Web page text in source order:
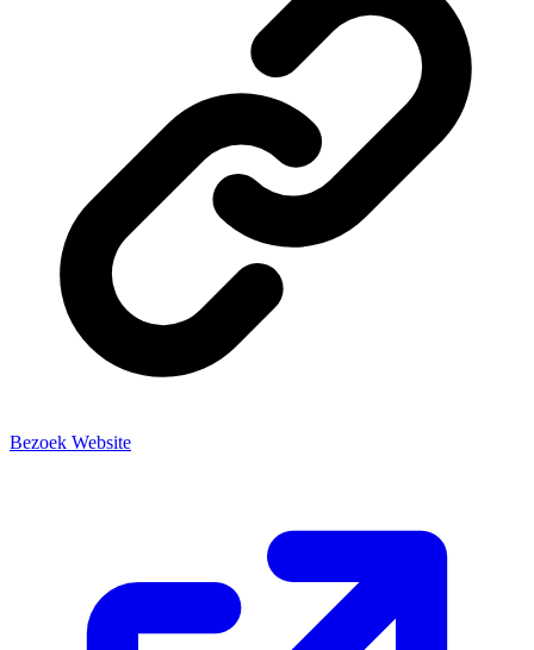
Bezoek Website